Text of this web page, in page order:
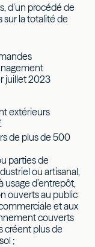
d’un procédé de
sur la totalité de
juillet 2023
extérieurs
de plus de 500
parties de
ou artisanal,
d’entrepôt,
ouverts au public
et aux
couverts
créent plus de
;